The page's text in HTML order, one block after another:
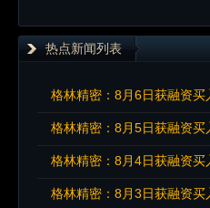
热点新闻列表
格林精密：8月6日获融资
格林精密：8月5日获融资
格林精密：8月4日获融资
格林精密：8月3日获融资